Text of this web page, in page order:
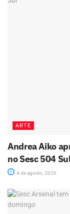
ARTE
Andrea Aiko
no Sesc 504
4 de agosto, 2026